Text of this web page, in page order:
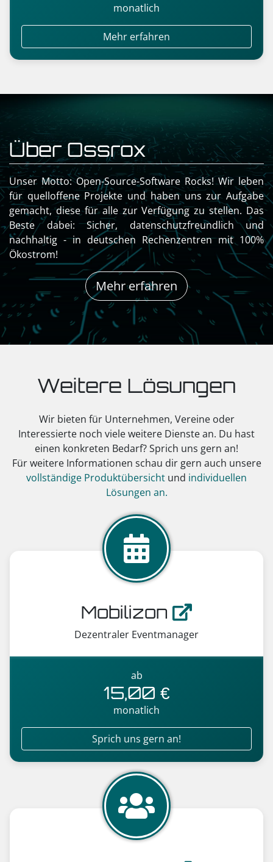
monatlich
Mehr erfahren
Über Ossrox
Unser Motto: Open-Source-Software Rocks! Wir leben
für quelloffene Projekte und haben uns zur Aufgabe
gemacht, diese für alle zur Verfügung zu stellen. Das
Beste dabei: Sicher, datenschutzfreundlich und
nachhaltig - in deutschen Rechenzentren mit 100%
Ökostrom!
Mehr erfahren
Weitere Lösungen
Wir bieten für Unternehmen, Vereine oder
Interessierte noch viele weitere Dienste an. Du hast
einen konkreten Bedarf? Sprich uns gern an!
Für weitere Informationen schau dir gern auch unsere
vollständige Produktübersicht und individuellen
Lösungen an.
Mobilizon
Dezentraler Eventmanager
ab
15,00 €
monatlich
Sprich uns gern an!